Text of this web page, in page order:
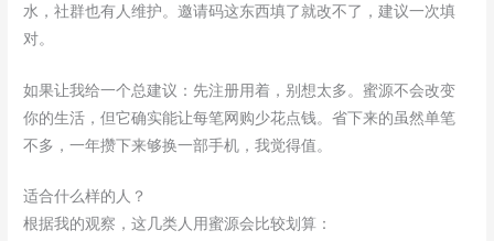
水，社群也有人维护。邀请码这东西填了就改不了，建议一次填
对。
如果让我给一个总建议：先注册用着，别想太多。蜜源不会改变
你的生活，但它确实能让每笔网购少花点钱。省下来的虽然单笔
不多，一年攒下来够换一部手机，我觉得值。
适合什么样的人？
根据我的观察，这几类人用蜜源会比较划算：